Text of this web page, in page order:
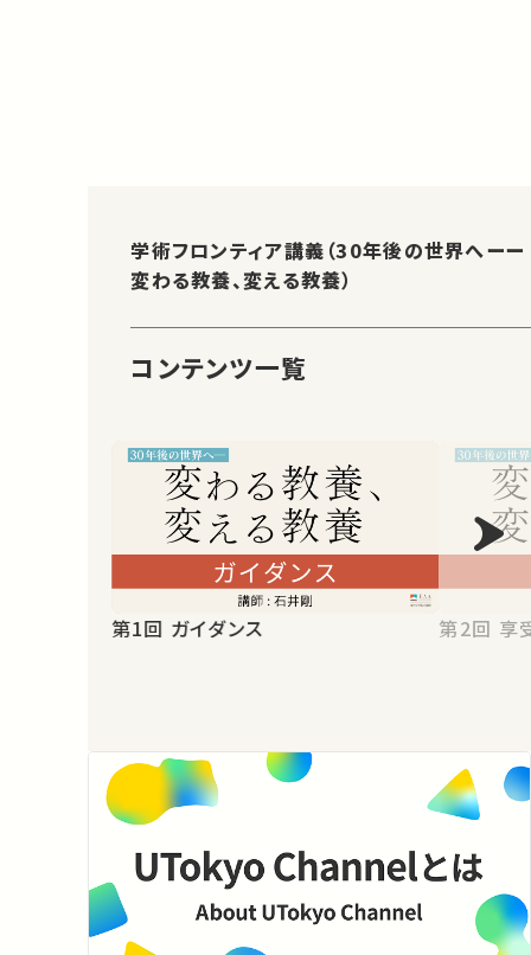
学術フロンティア講義（30年後の世界へーー
変わる教養、変える教養）
コンテンツ一覧
第1回 ガイダンス 第2